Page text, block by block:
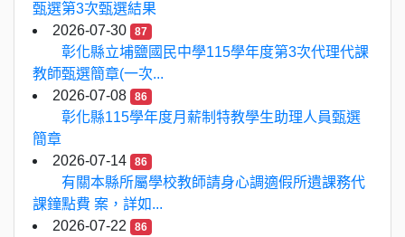
甄選第3次甄選結果
2026-07-30
87
彰化縣立埔鹽國民中學115學年度第3次代理代課
教師甄選簡章(一次...
2026-07-08
86
彰化縣115學年度月薪制特教學生助理人員甄選
簡章
2026-07-14
86
有關本縣所屬學校教師請身心調適假所遺課務代
課鐘點費 案，詳如...
2026-07-22
86